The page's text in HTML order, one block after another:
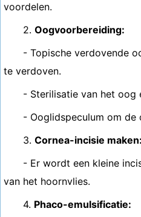
voordelen.
2. Oogvoorbereiding:
- Topische verdovende
te verdoven.
- Sterilisatie van het oog
- Ooglidspeculum om de
3. Cornea-incisie maken:
- Er wordt een kleine
van het hoornvlies.
4. Phaco-emulsificatie: